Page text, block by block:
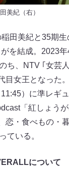
美紀（右）
田美紀と35期
を結成。2023
ち、NTV ｢女芸
目女王となった
）に準レギ
「紅しょう
恋・食べもの
ている。
について